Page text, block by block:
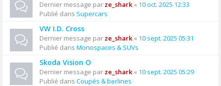
Dernier message par ze_shark« 10 oct. 2025 12:33
Publié dans Supercars
VW I.D. Cross
Dernier message par ze_shark« 10 sept. 2025 05:31
Publié dans Monospaces & SUVs
Skoda Vision O
Dernier message par ze_shark« 10 sept. 2025 05:29
Publié dans Coupés & berlines